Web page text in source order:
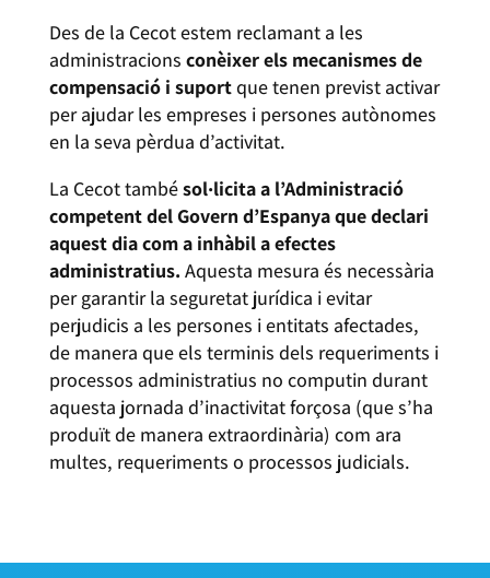
Des de la Cecot estem reclamant a les
administracions conèixer els mecanismes de
compensació i suportque tenen previst activar
per ajudar les empreses i persones autònomes
en la seva pèrdua d’activitat.
La Cecot tambésol·licita a l’Administració
competent del Govern d’Espanya que declari
aquest dia com a inhàbil a efectes
administratius. Aquesta mesura és necessària
per garantir la seguretat jurídica i evitar
perjudicis a les persones i entitats afectades,
de manera que els terminis dels requeriments i
processos administratius no computin durant
aquesta jornada d’inactivitat forçosa (que s’ha
produït de manera extraordinària) com ara
multes, requeriments o processos judicials.